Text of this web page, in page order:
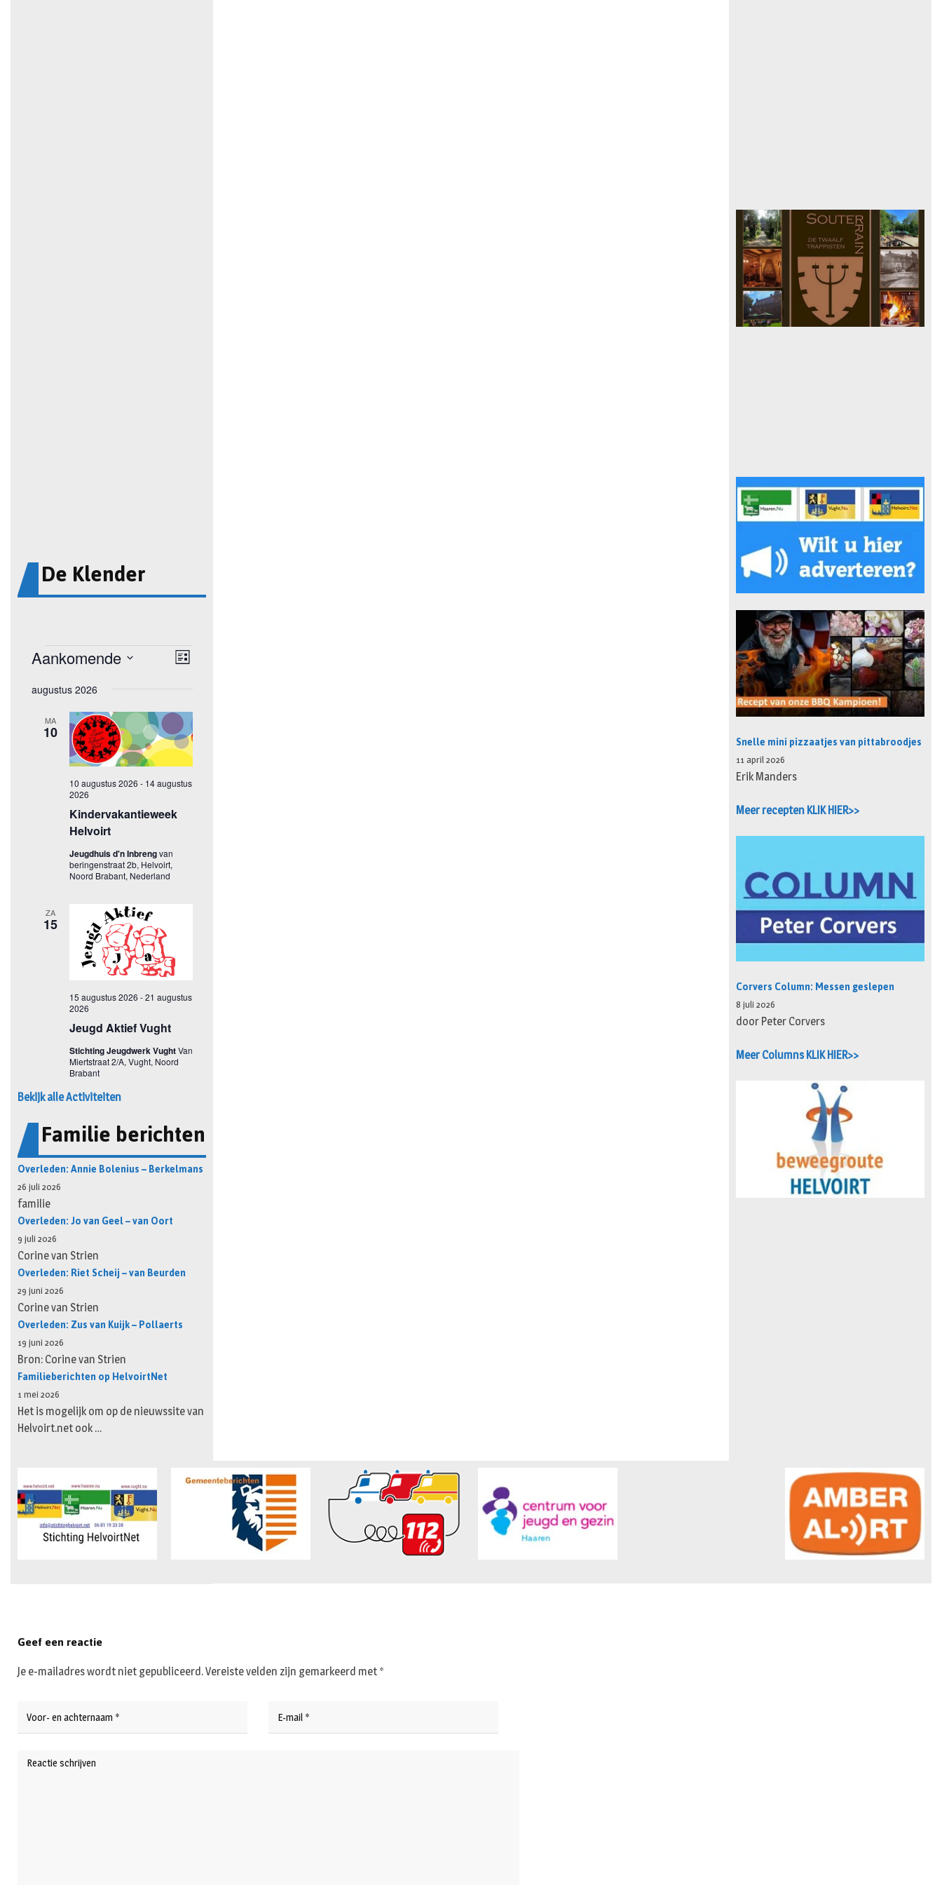
De Klender
Bekijk alle Activiteiten
Familie berichten
Overleden: Annie Bolenius – Berkelmans
26 juli 2026
familie
Overleden: Jo van Geel – van Oort
9 juli 2026
Corine van Strien
Overleden: Riet Scheij – van Beurden
29 juni 2026
Corine van Strien
Overleden: Zus van Kuijk – Pollaerts
19 juni 2026
Bron: Corine van Strien
Familieberichten op HelvoirtNet
1 mei 2026
Het is mogelijk om op de nieuwssite van
Helvoirt.net ook …
Snelle mini pizzaatjes van pittabroodjes
11 april 2026
Erik Manders
Meer recepten KLIK HIER>>
Corvers Column: Messen geslepen
8 juli 2026
door Peter Corvers
Meer Columns KLIK HIER>>
Geef een reactie
Je e-mailadres wordt niet gepubliceerd.Vereiste velden zijn gemarkeerd met *